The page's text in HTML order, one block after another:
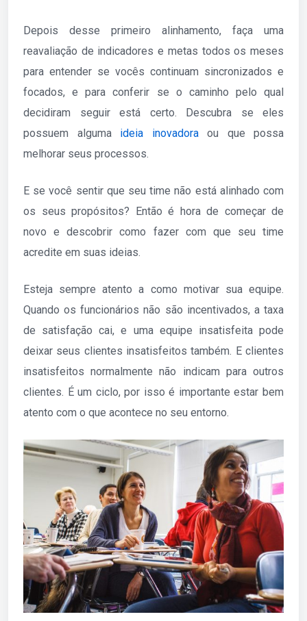
Depois desse primeiro alinhamento, faça uma
reavaliação de indicadores e metas todos os meses
para entender se vocês continuam sincronizados e
focados, e para conferir se o caminho pelo qual
decidiram seguir está certo. Descubra se eles
possuem algumaideia inovadoraou que possa
melhorar seus processos.
E se você sentir que seu time não está alinhado com
os seus propósitos? Então é hora de começar de
novo e descobrir como fazer com que seu time
acredite em suas ideias.
Esteja sempre atento a como motivar sua equipe.
Quando os funcionários não são incentivados, a taxa
de satisfação cai, e uma equipe insatisfeita pode
deixar seus clientes insatisfeitos também. E clientes
insatisfeitos normalmente não indicam para outros
clientes. É um ciclo, por isso é importante estar bem
atento com o que acontece no seu entorno.